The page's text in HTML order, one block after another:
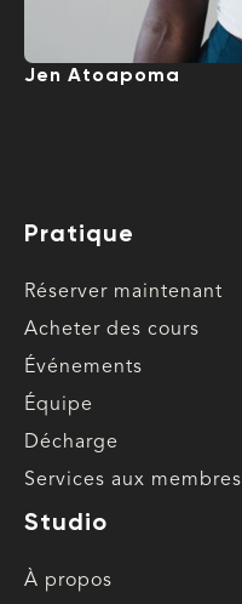
Jen Atoapoma
Pratique
Réserver maintenant
Acheter des cours
Événements
Équipe
Décharge
Services aux membres
Studio
À propos